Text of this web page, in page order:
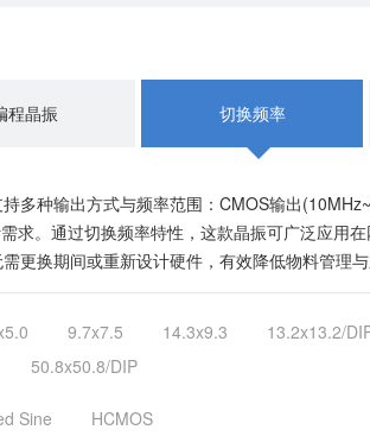
程晶振 切换频率
多种输出方式与频率范围：CMOS输出
。通过切换频率特性，这款晶振可广泛应用
换期间或重新设计硬件，有效降低物料管理与
9.7x7.5 14.3x9.3 13.2x13.2/
50.8x50.8/DIP
Sine HCMOS